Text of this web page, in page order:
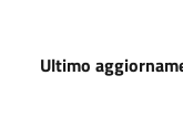
Ultimo